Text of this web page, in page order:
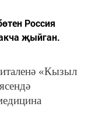
Россия
җыйган.
«Кызыл